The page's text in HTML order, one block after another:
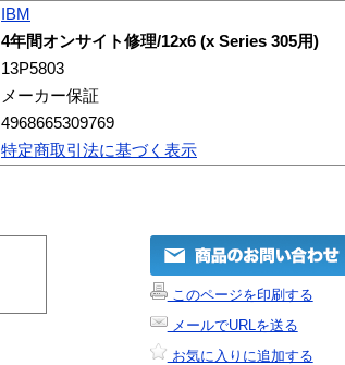
IBM
4年間オンサイト修理/12x6 (x Series 305用)
13P5803
メーカー保証
4968665309769
特定商取引法に基づく表示
このページを印刷する
メールでURLを送る
お気に入りに追加する